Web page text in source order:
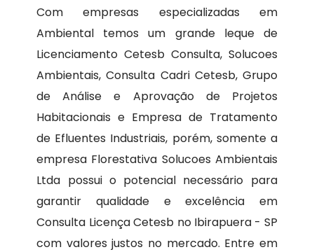
Com empresas especializadas em
Ambiental temos um grande leque de
Licenciamento Cetesb Consulta, Solucoes
Ambientais, Consulta Cadri Cetesb, Grupo
de Análise e Aprovação de Projetos
Habitacionais e Empresa de Tratamento
de Efluentes Industriais, porém, somente a
empresa Florestativa Solucoes Ambientais
Ltda possui o potencial necessário para
garantir qualidade e excelência em
Consulta Licença Cetesb no Ibirapuera - SP
com valores justos no mercado. Entre em